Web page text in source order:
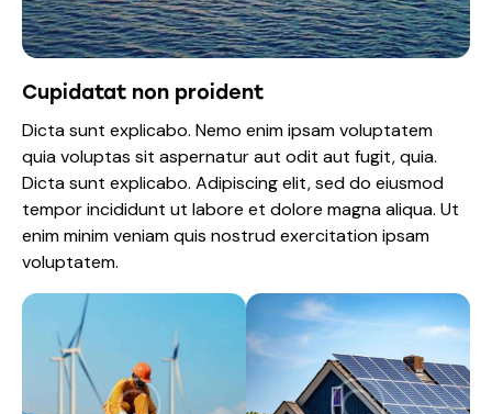
Cupidatat non proident
Dicta sunt explicabo. Nemo enim ipsam voluptatem
quia voluptas sit aspernatur aut odit aut fugit, quia.
Dicta sunt explicabo. Adipiscing elit, sed do eiusmod
tempor incididunt ut labore et dolore magna aliqua. Ut
enim minim veniam quis nostrud exercitation ipsam
voluptatem.